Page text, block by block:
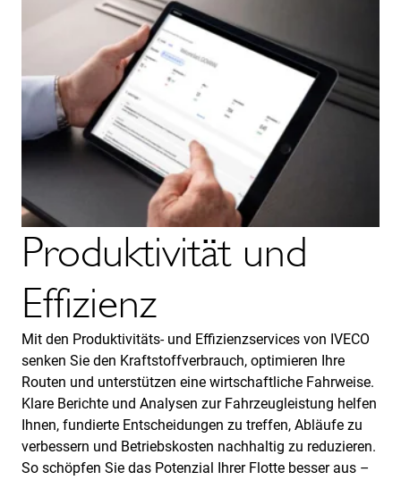
Produktivität und
Effizienz
Mit den Produktivitäts- und Effizienzservices von IVECO
senken Sie den Kraftstoffverbrauch, optimieren Ihre
Routen und unterstützen eine wirtschaftliche Fahrweise.
Klare Berichte und Analysen zur Fahrzeugleistung helfen
Ihnen, fundierte Entscheidungen zu treffen, Abläufe zu
verbessern und Betriebskosten nachhaltig zu reduzieren.
So schöpfen Sie das Potenzial Ihrer Flotte besser aus –